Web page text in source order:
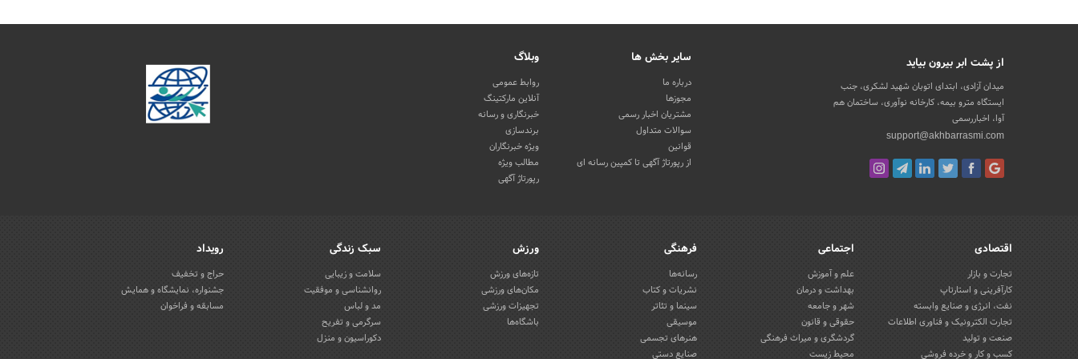
از پشت ابر بیرون بیاید
میدان آزادی، ابتدای اتوبان شهید لشکری، جنب
ایستگاه مترو بیمه، کارخانه نوآوری، ساختمان هم
آوا، اخباررسمی
support@akhbarrasmi.com
سایر بخش ها
درباره ما
مجوزها
مشتریان اخبار رسمی
سوالات متداول
قوانین
از رپورتاژ آگهی تا کمپین رسانه ای
وبلاگ
روابط عمومی
آنلاین مارکتینگ
خبرنگاری و رسانه
برندسازی
ویژه خبرنگاران
مطالب ویژه
رپورتاژ آگهی
اقتصادی
تجارت و بازار
کارآفرینی و استارتاپ
نفت، انرژی و صنایع وابسته
تجارت الکترونیک و فناوری اطلاعات
صنعت و تولید
کسب و کار و خرده فروشی
اجتماعی
علم و آموزش
بهداشت و درمان
شهر و جامعه
حقوقی و قانون
گردشگری و میراث فرهنگی
محیط زیست
فرهنگی
رسانه‌ها
نشریات و کتاب
سینما و تئاتر
موسیقی
هنرهای تجسمی
صنایع دستی
ورزش
تازه‌های ورزش
مکان‌های ورزشی
تجهیزات ورزشی
باشگاه‌ها
سبک زندگی
سلامت و زیبایی
روانشناسی و موفقیت
مد و لباس
سرگرمی و تفریح
دکوراسیون و منزل
رویداد
حراج و تخفیف
جشنواره، نمایشگاه و همایش
مسابقه و فراخوان